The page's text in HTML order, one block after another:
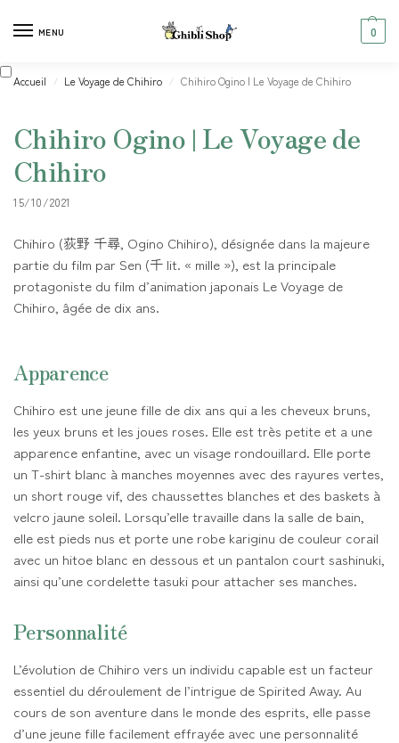
MENU 0
Accueil / Le Voyage de Chihiro / Chihiro Ogino | Le Voyage de Chihiro
Chihiro Ogino | Le Voyage de
Chihiro
15/10/2021
Chihiro (荻野 千尋, Ogino Chihiro), désignée dans la majeure
partie du film par Sen (千 lit. « mille »), est la principale
protagoniste du film d’animation japonais Le Voyage de
Chihiro, âgée de dix ans.
Apparence
Chihiro est une jeune fille de dix ans qui a les cheveux bruns,
les yeux bruns et les joues roses. Elle est très petite et a une
apparence enfantine, avec un visage rondouillard. Elle porte
un T-shirt blanc à manches moyennes avec des rayures vertes,
un short rouge vif, des chaussettes blanches et des baskets à
velcro jaune soleil. Lorsqu’elle travaille dans la salle de bain,
elle est pieds nus et porte une robe kariginu de couleur corail
avec un hitoe blanc en dessous et un pantalon court sashinuki,
ainsi qu’une cordelette tasuki pour attacher ses manches.
Personnalité
L’évolution de Chihiro vers un individu capable est un facteur
essentiel du déroulement de l’intrigue de Spirited Away. Au
cours de son aventure dans le monde des esprits, elle passe
d’une jeune fille facilement effrayée avec une personnalité